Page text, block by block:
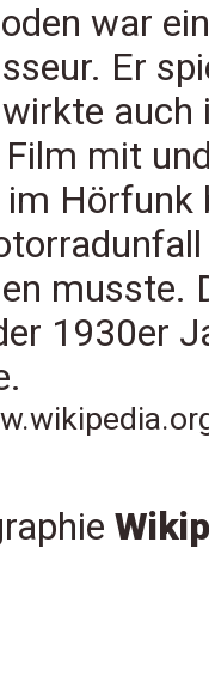
war
Er
auch
mit
Hörfunk
musste.
1930er